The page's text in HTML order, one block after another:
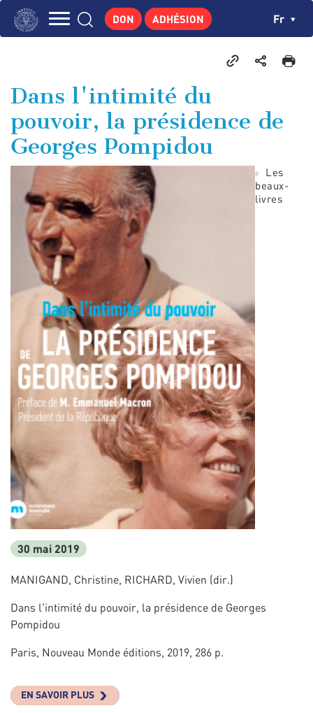
Aller
CENTRE DE RECHERCHES
PUBLICATIONS
ACTUALITÉS
ENSEIGNEMENT
DON ADHÉSION Fr
Dans l'intimité du
pouvoir, la présidence de
Georges Pompidou
Les
beaux-
livres
30 mai 2019
MANIGAND, Christine, RICHARD, Vivien (dir.)
Dans l'intimité du pouvoir, la présidence de Georges
Pompidou
Paris, Nouveau Monde éditions, 2019, 286 p.
EN SAVOIR PLUS
Panneau de gestion des cookies